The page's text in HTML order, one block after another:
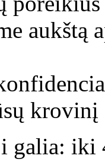
aukštą
galia: iki